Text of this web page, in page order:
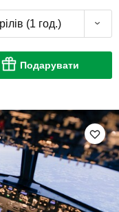
(1 год.)
Подарувати